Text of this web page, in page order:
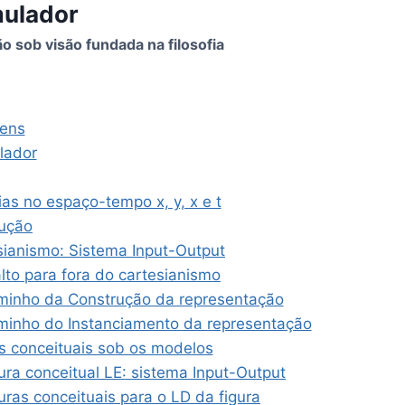
sob visão fundada na filosofia
no espaço-tempo x, y, x e t
Sistema Input-Output
para fora do cartesianismo
da Construção da representação
do Instanciamento da representação
conceituais sob os modelos
conceitual LE: sistema Input-Output
conceituais para o LD da figura